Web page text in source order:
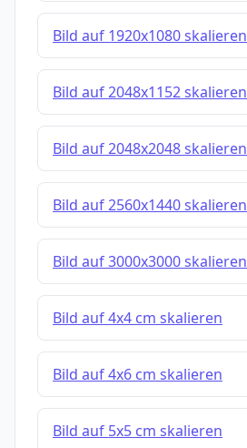
Bild auf 1920x1080 skalieren
Bild auf 2048x1152 skalieren
Bild auf 2048x2048 skalieren
Bild auf 2560x1440 skalieren
Bild auf 3000x3000 skalieren
Bild auf 4x4 cm skalieren
Bild auf 4x6 cm skalieren
Bild auf 5x5 cm skalieren